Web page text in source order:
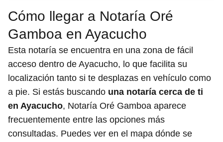
Cómo llegar a Notaría Oré
Gamboa en Ayacucho
Esta notaría se encuentra en una zona de fácil
acceso dentro de Ayacucho, lo que facilita su
localización tanto si te desplazas en vehículo como
a pie. Si estás buscando una notaría cerca de ti
en Ayacucho, Notaría Oré Gamboa aparece
frecuentemente entre las opciones más
consultadas. Puedes ver en el mapa dónde se